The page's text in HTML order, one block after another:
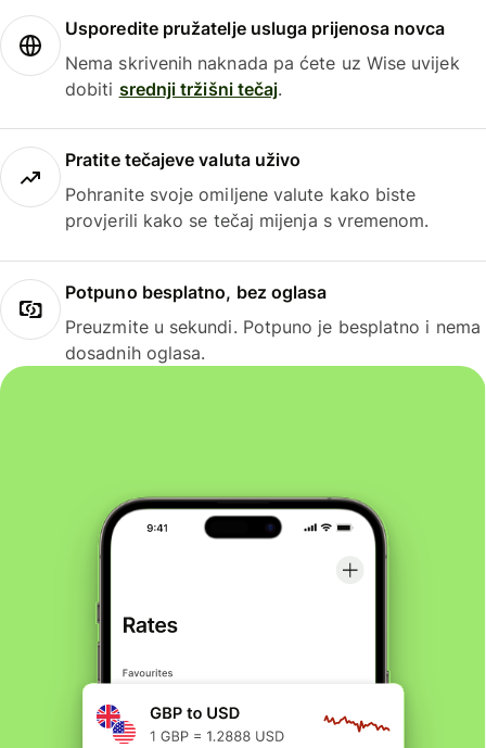
Usporedite pružatelje usluga prijenosa novca
Nema skrivenih naknada pa ćete uz Wise uvijek
dobiti srednji tržišni tečaj.
Pratite tečajeve valuta uživo
Pohranite svoje omiljene valute kako biste
provjerili kako se tečaj mijenja s vremenom.
Potpuno besplatno, bez oglasa
Preuzmite u sekundi. Potpuno je besplatno i nema
dosadnih oglasa.